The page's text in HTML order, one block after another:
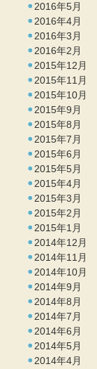
2016年5月
2016年4月
2016年3月
2016年2月
2015年12月
2015年11月
2015年10月
2015年9月
2015年8月
2015年7月
2015年6月
2015年5月
2015年4月
2015年3月
2015年2月
2015年1月
2014年12月
2014年11月
2014年10月
2014年9月
2014年8月
2014年7月
2014年6月
2014年5月
2014年4月